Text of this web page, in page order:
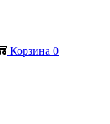
Корзина 0